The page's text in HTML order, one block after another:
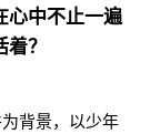
心中不止一遍
？
背景，以少年